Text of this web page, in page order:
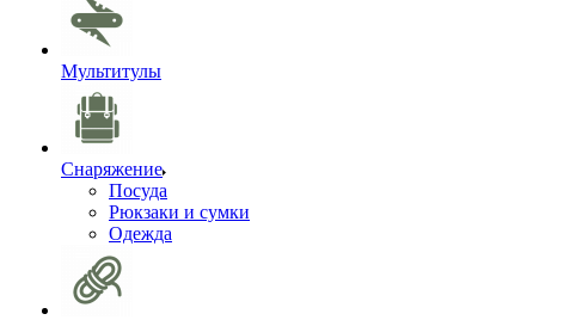
Мультитулы
Снаряжение
Посуда
Рюкзаки и сумки
Одежда